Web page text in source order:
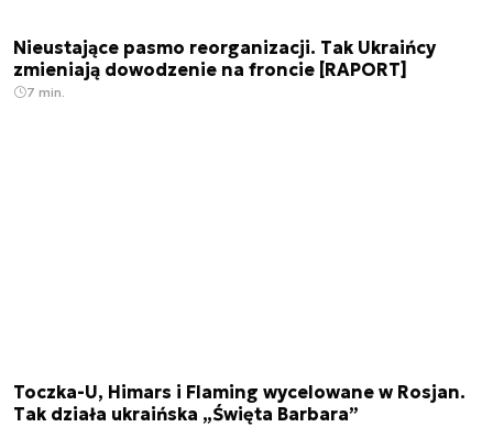
Nieustające pasmo reorganizacji. Tak Ukraińcy
zmieniają dowodzenie na froncie [RAPORT]
7 min.
Toczka-U, Himars i Flaming wycelowane w Rosjan.
Tak działa ukraińska „Święta Barbara”